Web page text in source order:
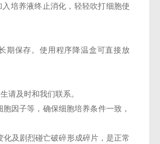
培养液终止消化，轻轻吹打细胞使
期保存。使用程序降温盒可直接放
请及时和我们联系。
因子等，确保细胞培养条件一致，
及剧烈碰亡破碎形成碎片，是正常